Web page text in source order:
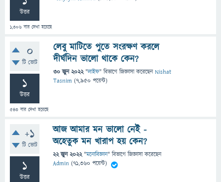
উত্তর
1,306 বার দেখা হয়েছে
0
টি ভোট
1
উত্তর
543 বার দেখা হয়েছে
লেবু মাটিতে পুতে সংরক্ষণ করলে
দীর্ঘদিন ভালো থাকে কেন?
30 জুন 2022 "লাইফ" বিভাগে জিজ্ঞাসাকরেছেনNishat
Tasnim (7,950 পয়েন্ট)
+1
টি ভোট
1
উত্তর
আজ আমার মন ভালো নেই -
অহেতুক মন খারাপ হয় কেন?
22 জুন 2022 "মনোবিজ্ঞান" বিভাগে জিজ্ঞাসাকরেছেন
Admin (71,360 পয়েন্ট)